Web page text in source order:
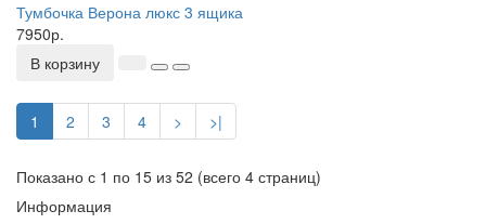
Тумбочка Верона люкс 3 ящика
7950р.
В корзину
1 2 3 4 > >|
Показано с 1 по 15 из 52 (всего 4 страниц)
Информация